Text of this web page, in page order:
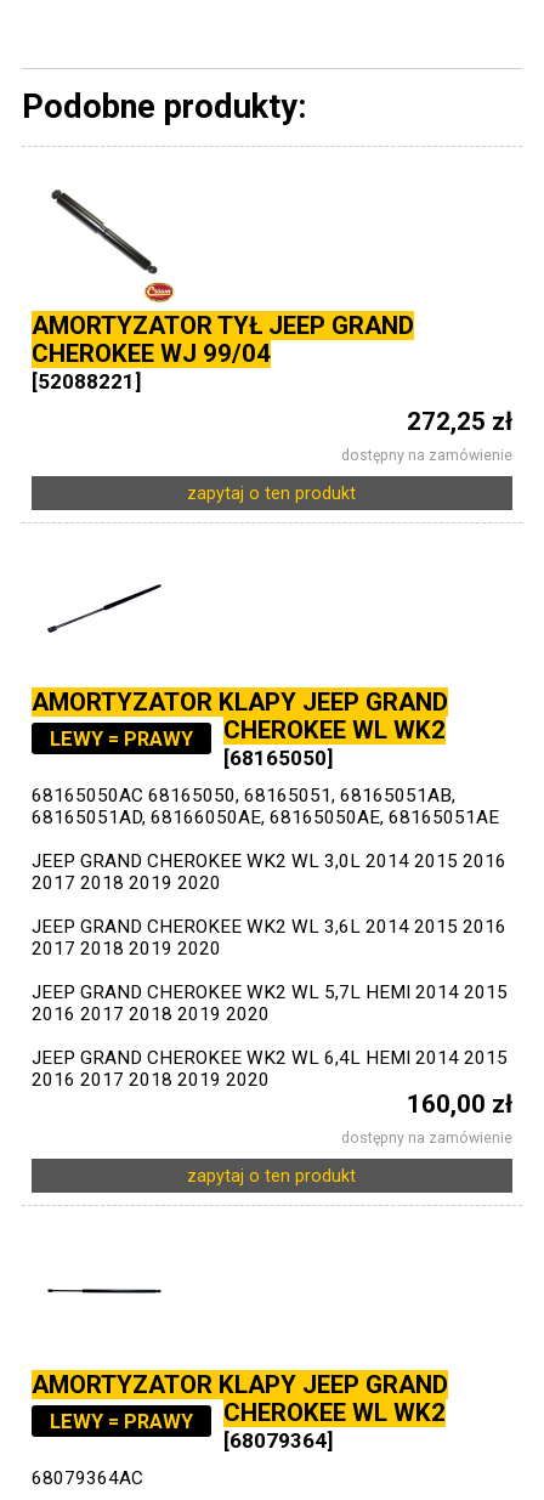
Podobne produkty:
AMORTYZATOR TYŁ JEEP GRAND
CHEROKEE WJ 99/04
[52088221]
272,25 zł
dostępny na zamówienie
zapytaj o ten produkt
AMORTYZATOR KLAPY JEEP GRAND
CHEROKEE WL WK2
LEWY = PRAWY
[68165050]
68165050AC 68165050, 68165051, 68165051AB,
68165051AD, 68166050AE, 68165050AE, 68165051AE
JEEP GRAND CHEROKEE WK2 WL 3,0L 2014 2015 2016
2017 2018 2019 2020
JEEP GRAND CHEROKEE WK2 WL 3,6L 2014 2015 2016
2017 2018 2019 2020
JEEP GRAND CHEROKEE WK2 WL 5,7L HEMI 2014 2015
2016 2017 2018 2019 2020
JEEP GRAND CHEROKEE WK2 WL 6,4L HEMI 2014 2015
2016 2017 2018 2019 2020
160,00 zł
dostępny na zamówienie
zapytaj o ten produkt
AMORTYZATOR KLAPY JEEP GRAND
CHEROKEE WL WK2
LEWY = PRAWY
[68079364]
68079364AC